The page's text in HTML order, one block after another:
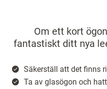
Om ett kort
fantastiskt ditt nya
Säkerställ att det finns
Ta av glasögon och